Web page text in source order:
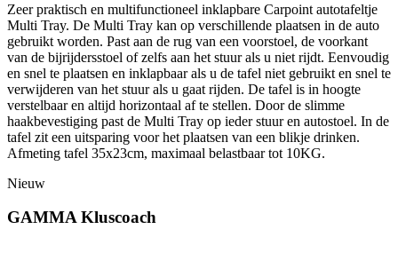
Zeer praktisch en multifunctioneel inklapbare Carpoint autotafeltje
Multi Tray. De Multi Tray kan op verschillende plaatsen in de auto
gebruikt worden. Past aan de rug van een voorstoel, de voorkant
van de bijrijdersstoel of zelfs aan het stuur als u niet rijdt. Eenvoudig
en snel te plaatsen en inklapbaar als u de tafel niet gebruikt en snel te
verwijderen van het stuur als u gaat rijden. De tafel is in hoogte
verstelbaar en altijd horizontaal af te stellen. Door de slimme
haakbevestiging past de Multi Tray op ieder stuur en autostoel. In de
tafel zit een uitsparing voor het plaatsen van een blikje drinken.
Afmeting tafel 35x23cm, maximaal belastbaar tot 10KG.
Nieuw
GAMMA Kluscoach